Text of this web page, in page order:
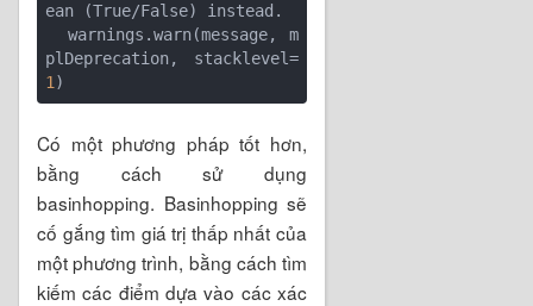
ean (True/False) instead.
  warnings.warn(message, m
plDeprecation, stacklevel=
1
Có một phương pháp tốt hơn,
bằng cách sử dụng
basinhopping. Basinhopping sẽ
cố gắng tìm giá trị thấp nhất của
một phương trình, bằng cách tìm
kiếm các điểm dựa vào các xác